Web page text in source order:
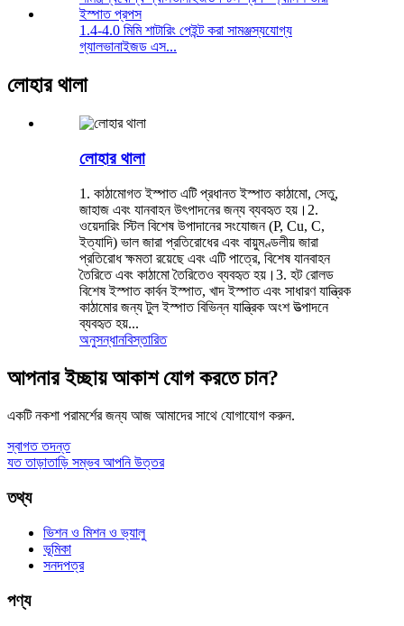
1.4-4.0 মিমি শাটারিং পেইন্ট করা সামঞ্জস্যযোগ্য
গ্যালভানাইজড এস...
লোহার থালা
লোহার থালা
1. কাঠামোগত ইস্পাত এটি প্রধানত ইস্পাত কাঠামো, সেতু,
জাহাজ এবং যানবাহন উৎপাদনের জন্য ব্যবহৃত হয়।2.
ওয়েদারিং স্টিল বিশেষ উপাদানের সংযোজন (P, Cu, C,
ইত্যাদি) ভাল জারা প্রতিরোধের এবং বায়ুমণ্ডলীয় জারা
প্রতিরোধ ক্ষমতা রয়েছে এবং এটি পাত্রে, বিশেষ যানবাহন
তৈরিতে এবং কাঠামো তৈরিতেও ব্যবহৃত হয়।3. হট রোলড
বিশেষ ইস্পাত কার্বন ইস্পাত, খাদ ইস্পাত এবং সাধারণ যান্ত্রিক
কাঠামোর জন্য টুল ইস্পাত বিভিন্ন যান্ত্রিক অংশ উত্পাদনে
ব্যবহৃত হয়...
অনুসন্ধানবিস্তারিত
আপনার ইচ্ছায় আকাশ যোগ করতে চান?
একটি নকশা পরামর্শের জন্য আজ আমাদের সাথে যোগাযোগ করুন.
স্বাগত তদন্ত
যত তাড়াতাড়ি সম্ভব আপনি উত্তর
তথ্য
ভিশন ও মিশন ও ভ্যালু
ভূমিকা
সনদপত্র
পণ্য